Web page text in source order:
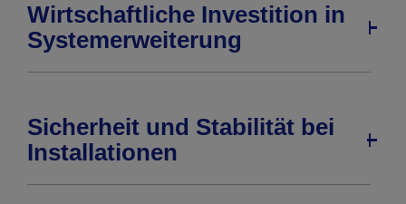
Wirtschaftliche Investition in
Systemerweiterung
Sicherheit und Stabilität bei
Installationen